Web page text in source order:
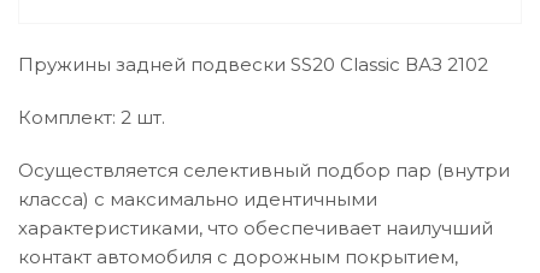
Пружины задней подвески SS20 Classic ВАЗ 2102
Комплект: 2 шт.
Осуществляется селективный подбор пар (внутри
класса) с максимально идентичными
характеристиками, что обеспечивает наилучший
контакт автомобиля с дорожным покрытием,